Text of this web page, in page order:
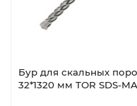
Бур для скальных
32*1320 мм TOR SDS-